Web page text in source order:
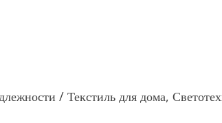
/ Текстиль для дома,